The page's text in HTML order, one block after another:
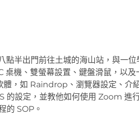
半出門前往土城的海山站，與一位
桌機、雙螢幕設置、鍵盤滑鼠，以
，如 Raindrop、瀏覽器設定、介
的設定，並教他如何使用 Zoom 進
的 SOP。